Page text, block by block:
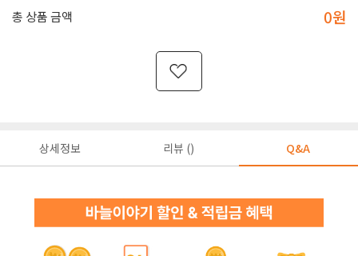
총 상품 금액 0원
상세정보 리뷰 () Q&A